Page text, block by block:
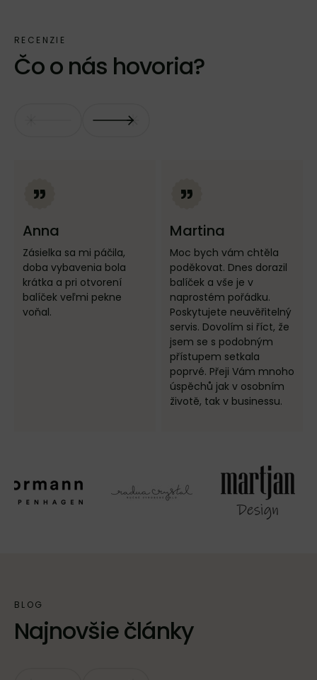
Čo o nás hovoria?
Anna
Zásielka sa mi páčila,
doba vybavenia bola
krátka a pri otvorení
balíček veľmi pekne
voňal.
Martina
Moc bych vám chtěla
poděkovat. Dnes dorazil
balíček a vše je v
naprostém pořádku.
Poskytujete neuvěřitelný
servis. Dovolím si říct, že
jsem se s podobným
přístupem setkala
poprvé. Přeji Vám mnoho
úspěchů jak v osobním
životě, tak v businessu.
Najnovšie články